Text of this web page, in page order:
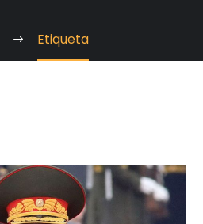
Etiqueta